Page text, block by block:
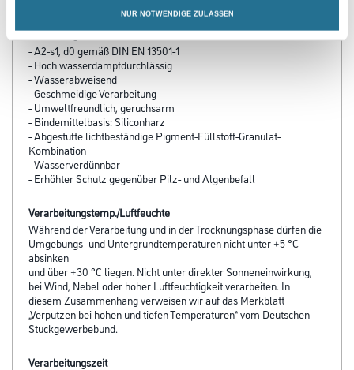
NUR NOTWENDIGE ZULASSEN
Produkteigenschaft
- A2-s1, d0 gemäß DIN EN 13501-1
- Hoch wasserdampfdurchlässig
- Wasserabweisend
- Geschmeidige Verarbeitung
- Umweltfreundlich, geruchsarm
- Bindemittelbasis: Siliconharz
- Abgestufte lichtbeständige Pigment-Füllstoff-Granulat-
Kombination
- Wasserverdünnbar
- Erhöhter Schutz gegenüber Pilz- und Algenbefall
Verarbeitungstemp./Luftfeuchte
Während der Verarbeitung und in der Trocknungsphase dürfen die
Umgebungs- und Untergrundtemperaturen nicht unter +5 °C
absinken
und über +30 °C liegen. Nicht unter direkter Sonneneinwirkung,
bei Wind, Nebel oder hoher Luftfeuchtigkeit verarbeiten. In
diesem Zusammenhang verweisen wir auf das Merkblatt
„Verputzen bei hohen und tiefen Temperaturen“ vom Deutschen
Stuckgewerbebund.
Verarbeitungszeit